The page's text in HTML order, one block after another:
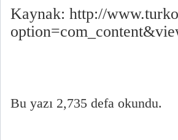
Kaynak: http://
Bu yazı 2,735 defa okundu.